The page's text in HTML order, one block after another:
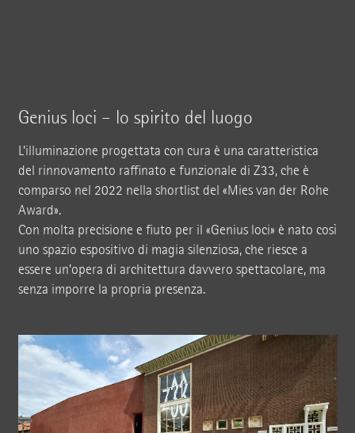
Genius loci – lo spirito del luogo
L’illuminazione progettata con cura è una caratteristica
del rinnovamento raffinato e funzionale di Z33, che è
comparso nel 2022 nella shortlist del «Mies van der Rohe
Award».
Con molta precisione e fiuto per il «Genius loci» è nato così
uno spazio espositivo di magia silenziosa, che riesce a
essere un’opera di architettura davvero spettacolare, ma
senza imporre la propria presenza.